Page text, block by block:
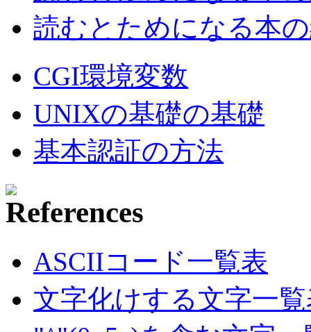
読むとためになる本
CGI環境変数
UNIXの基礎の基礎
基本認証の方法
ASCIIコード一覧表
文字化けする文字一